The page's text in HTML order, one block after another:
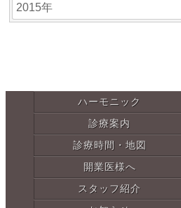
2015年
ハーモニック
診療案内
診療時間・地図
開業医様へ
スタッフ紹介